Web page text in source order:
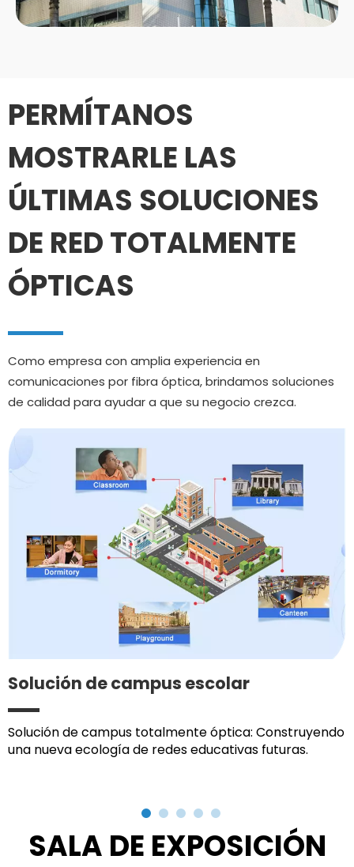
PERMÍTANOS
MOSTRARLE LAS
ÚLTIMAS SOLUCIONES
DE RED TOTALMENTE
ÓPTICAS
Como empresa con amplia experiencia en
comunicaciones por fibra óptica, brindamos soluciones
de calidad para ayudar a que su negocio crezca.
Solución de campus escolar
Solución de campus totalmente óptica: ‌Construyendo
una nueva ecología de redes educativas futuras.
SALA DE EXPOSICIÓN